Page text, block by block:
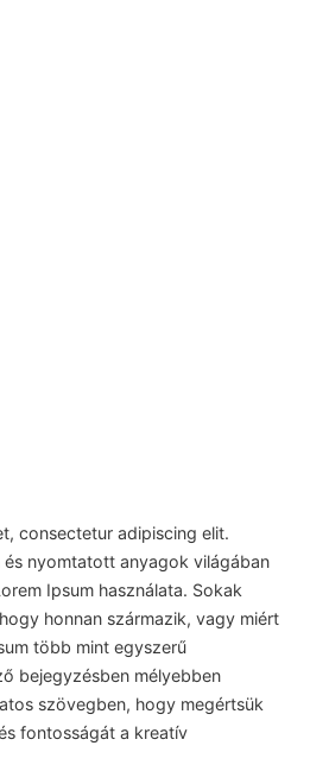
consectetur adipiscing elit.
nyomtatott anyagok világában
Ipsum használata. Sokak
honnan származik, vagy miért
több mint egyszerű
bejegyzésben mélyebben
szövegben, hogy megértsük
fontosságát a kreatív